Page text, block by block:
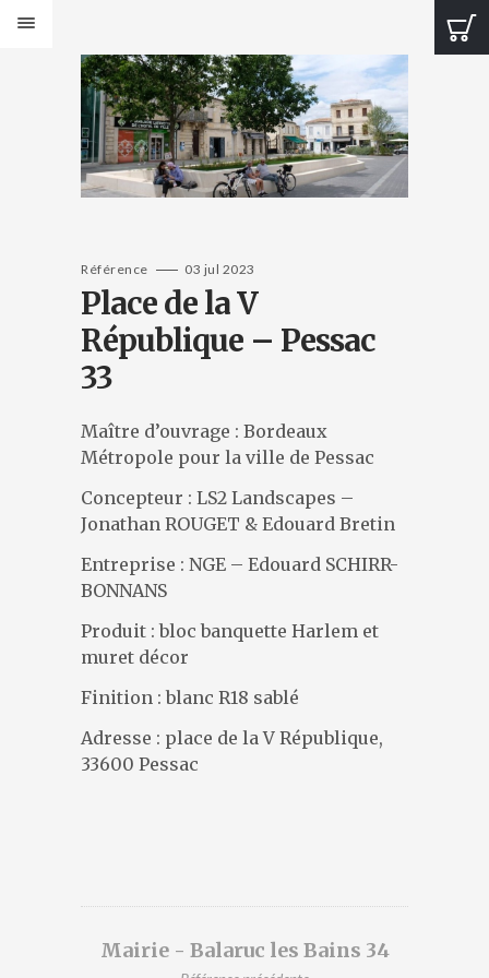
PRODUITS
Bancs Design
Bancs Classic
Banquettes Design
Banquettes Classic
Jardinières Design
Jardinières classiques
Corbeilles Design
Corbeilles classiques
Cendriers et fontaines
Éléments de voirie
CATALOGUES
DESIGNERS
PRÉSENTATION
ACTUALITÉS
RÉFÉRENCES
CONTACT
Référence 03 jul 2023
Place de la V
République – Pessac
33
Maître d’ouvrage : Bordeaux
Métropole pour la ville de Pessac
Concepteur : LS2 Landscapes –
Jonathan ROUGET & Edouard Bretin
Entreprise : NGE – Edouard SCHIRR-
BONNANS
Produit : bloc banquette Harlem et
muret décor
Finition : blanc R18 sablé
Adresse : place de la V République,
33600 Pessac
Mairie - Balaruc les Bains 34